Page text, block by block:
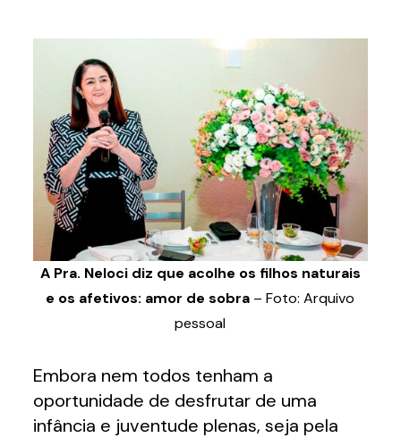
A Pra. Neloci diz que acolhe os filhos naturais
e os afetivos: amor de sobra – Foto: Arquivo
pessoal
Embora nem todos tenham a
oportunidade de desfrutar de uma
infância e juventude plenas, seja pela